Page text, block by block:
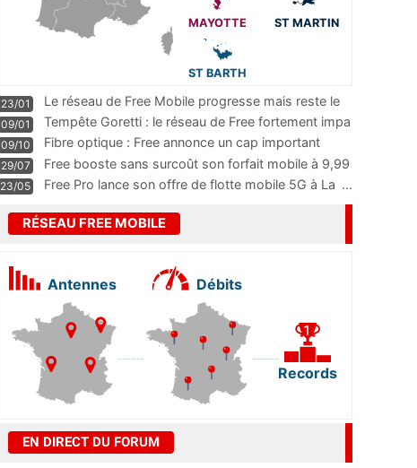
MAYOTTE ST MARTIN
ST BARTH
23/01
Le réseau de Free Mobile progresse mais reste le
m
...
09/01
Tempête Goretti : le réseau de Free fortement impa
09/10
Fibre optique : Free annonce un cap important
pass
...
29/07
Free booste sans surcoût son forfait mobile à 9,99
23/05 Free Pro lance son offre de flotte mobile 5G à La ...
RÉSEAU FREE MOBILE
Antennes Débits
Records
EN DIRECT DU FORUM